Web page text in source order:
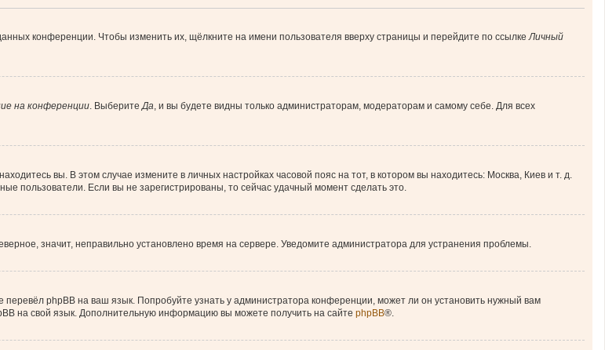
конференции. Чтобы изменить их, щёлкните на имени пользователя вверху страницы и перейдите по ссылке Личный
на конференции . Выберите Да , и вы будете видны только администраторам, модераторам и самому себе. Для всех
вы. В этом случае измените в личных настройках часовой пояс на тот, в котором вы находитесь: Москва, Киев и т. д.
пользователи. Если вы не зарегистрированы, то сейчас удачный момент сделать это.
значит, неправильно установлено время на сервере. Уведомите администратора для устранения проблемы.
phpBB на ваш язык. Попробуйте узнать у администратора конференции, может ли он установить нужный вам
на свой язык. Дополнительную информацию вы можете получить на сайте phpBB®.